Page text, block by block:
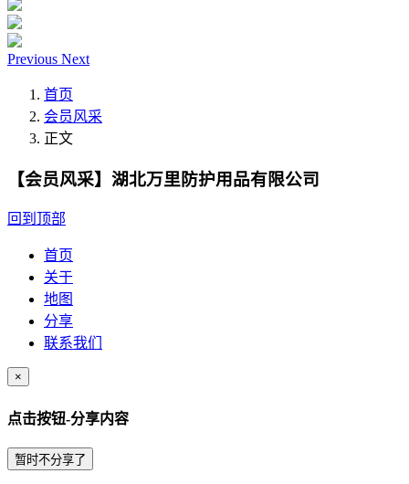
Previous Next
首页
会员风采
正文
【会员风采】湖北万里防护用品有限公司
回到顶部
首页
关于
地图
分享
联系我们
×
点击按钮-分享内容
暂时不分享了